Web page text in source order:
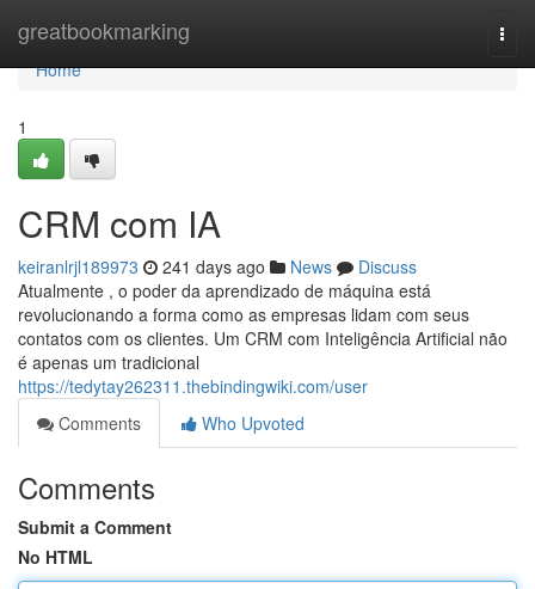
greatbookmarking
Home
Home
1
CRM com IA
keiranlrjl189973 241 days ago News
Discuss
Atualmente , o poder da aprendizado de máquina está
revolucionando a forma como as empresas lidam com seus
contatos com os clientes. Um CRM com Inteligência Artificial não
é apenas um tradicional
https://tedytay262311.thebindingwiki.com/user
Comments
Who Upvoted
Comments
Submit a Comment
No HTML